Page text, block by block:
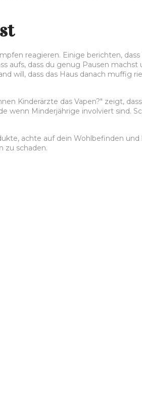
reagieren. Einige berichten,
aufs, dass du genug Pausen
will, dass das Haus danach muffig
Kinderärzte das Vapen?" zeigt,
Minderjährige involviert sind.
achte auf dein Wohlbefinden
zu schaden.